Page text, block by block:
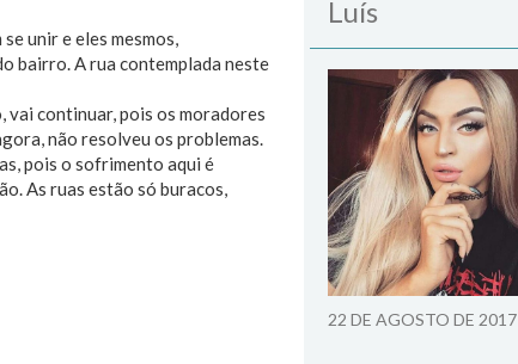
unir e eles mesmos,
bairro. A rua contemplada neste
vai continuar, pois os moradores
não resolveu os problemas.
pois o sofrimento aqui é
As ruas estão só buracos,
Luís
22 DE AGOSTO DE 2017